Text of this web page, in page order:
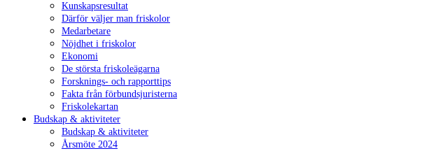
Kunskapsresultat
Därför väljer man friskolor
Medarbetare
Nöjdhet i friskolor
Ekonomi
De största friskoleägarna
Forsknings- och rapporttips
Fakta från förbundsjuristerna
Friskolekartan
Budskap & aktiviteter
Budskap & aktiviteter
Årsmöte 2024